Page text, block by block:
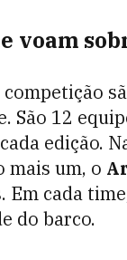
voam
São 12
edição.
mais um, o
Em cada
do barco.